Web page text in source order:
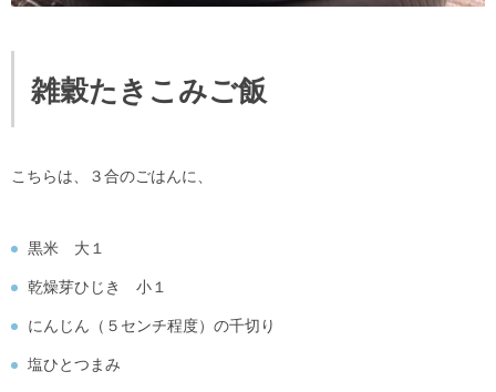
雑穀たきこみご飯
こちらは、３合のごはんに、
黒米 大１
乾燥芽ひじき 小１
にんじん（５センチ程度）の千切り
塩ひとつまみ